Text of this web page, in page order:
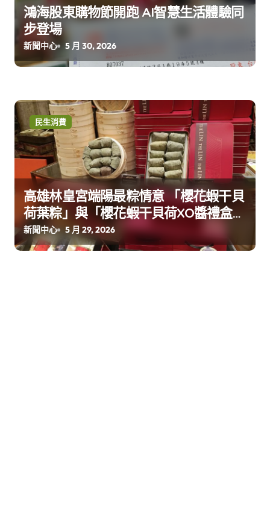
鴻海股東購物節開跑 AI智慧生活體驗同
步登場
新聞中心 5 月 30, 2026
民生消費
高雄林皇宮端陽最粽情意 「櫻花蝦干貝
荷葉粽」與「櫻花蝦干貝荷XO醬禮盒
組」 早鳥優惠開賣
新聞中心 5 月 29, 2026